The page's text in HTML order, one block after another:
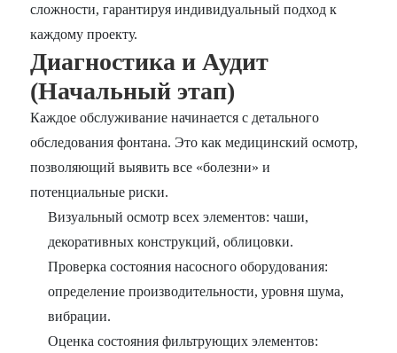
сложности, гарантируя индивидуальный подход к
каждому проекту.
Диагностика и Аудит
(Начальный этап)
Каждое обслуживание начинается с детального
обследования фонтана. Это как медицинский осмотр,
позволяющий выявить все «болезни» и
потенциальные риски.
Визуальный осмотр всех элементов: чаши,
декоративных конструкций, облицовки.
Проверка состояния насосного оборудования:
определение производительности, уровня шума,
вибрации.
Оценка состояния фильтрующих элементов: